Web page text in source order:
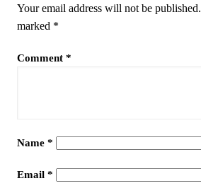
Your email address will not be published.
marked *
Comment *
Name *
Email *